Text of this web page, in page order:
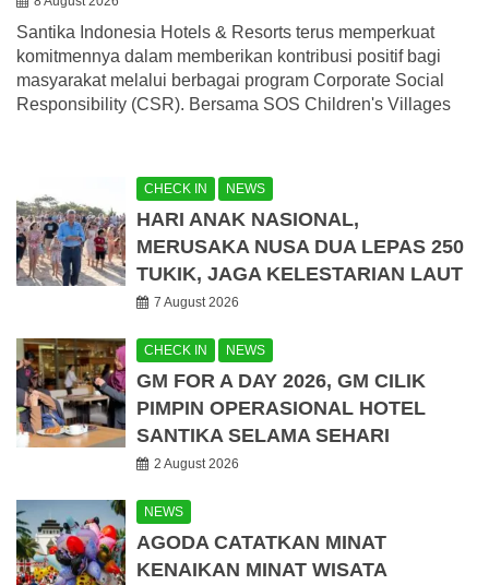
Santika Indonesia Hotels & Resorts terus memperkuat
komitmennya dalam memberikan kontribusi positif bagi
masyarakat melalui berbagai program Corporate Social
Responsibility (CSR). Bersama SOS Children's Villages
CHECK IN NEWS
HARI ANAK NASIONAL,
MERUSAKA NUSA DUA LEPAS 250
TUKIK, JAGA KELESTARIAN LAUT
7 August 2026
CHECK IN NEWS
GM FOR A DAY 2026, GM CILIK
PIMPIN OPERASIONAL HOTEL
SANTIKA SELAMA SEHARI
2 August 2026
NEWS
AGODA CATATKAN MINAT
KENAIKAN MINAT WISATA